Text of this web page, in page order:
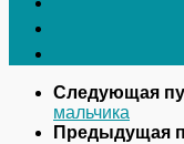
Следующая
мальчика
Предыдущая